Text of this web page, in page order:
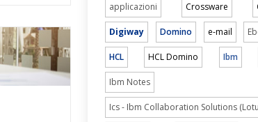
applicazioni Crossware
Digiway Domino e-mail
HCL HCL Domino Ibm
Ibm Notes
Ics - Ibm Collaboration Solutions